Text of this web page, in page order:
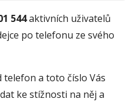
544aktivních uživatelů
po telefonu ze svého
a toto číslo Vás
ke stížnosti na něj a